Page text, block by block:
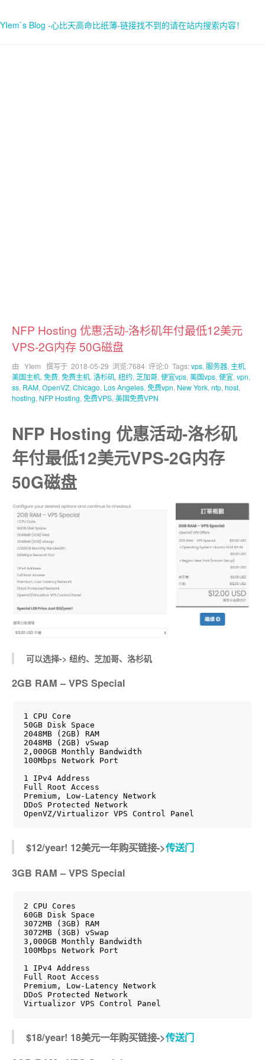
YIem`s Blog -心比天高命比纸薄-链接找不到的请在站内搜索内容！
NFP Hosting 优惠活动-洛杉矶年付最低12美元
VPS-2G内存 50G磁盘
由 YIem 撰写于 2018-05-29 浏览:7684 评论:0 Tags:vps, 服务器, 主机,
美国主机, 免费, 免费主机, 洛杉矶, 纽约, 芝加哥, 便宜vps, 美国vps, 便宜, vpn,
ss, RAM, OpenVZ, Chicago, Los Angeles, 免费vpn, New York, nfp, host,
hosting, NFP Hosting, 免费VPS, 美国免费VPN
NFP Hosting 优惠活动-洛杉矶
年付最低12美元VPS-2G内存
50G磁盘
可以选择-> 纽约、芝加哥、洛杉矶
2GB RAM – VPS Special
1 CPU Core
50GB Disk Space
2048MB (2GB) RAM
2048MB (2GB) vSwap
2,000GB Monthly Bandwidth
100Mbps Network Port
1 IPv4 Address
Full Root Access
Premium, Low-Latency Network
DDoS Protected Network
OpenVZ/Virtualizor VPS Control Panel
$12/year! 12美元一年购买链接->传送门
3GB RAM – VPS Special
2 CPU Cores
60GB Disk Space
3072MB (3GB) RAM
3072MB (3GB) vSwap
3,000GB Monthly Bandwidth
100Mbps Network Port
1 IPv4 Address
Full Root Access
Premium, Low-Latency Network
DDoS Protected Network
Virtualizor VPS Control Panel
$18/year! 18美元一年购买链接->传送门